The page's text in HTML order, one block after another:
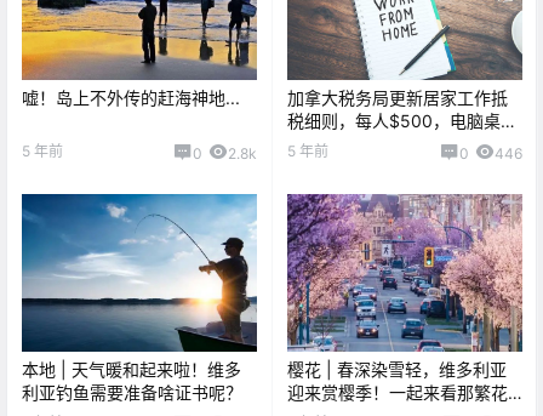
嘘！岛上不外传的赶海神地...
5 年前 0 2.8k
加拿大税务局更新居家工作抵
税细则，每人$500，电脑桌椅
都符合申请条件！
5 年前 0 446
本地 | 天气暖和起来啦！维多
利亚钓鱼需要准备啥证书呢？
樱花 | 春深染雪轻，维多利亚
迎来赏樱季！一起来看那繁花